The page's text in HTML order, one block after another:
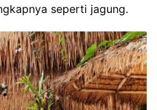
seperti jagung.